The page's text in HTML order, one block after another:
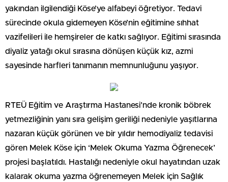
yakından ilgilendiği Köse’ye alfabeyi öğretiyor. Tedavi
sürecinde okula gidemeyen Köse’nin eğitimine sıhhat
vazifelileri ile hemşireler de katkı sağlıyor. Eğitimi sırasında
diyaliz yatağı okul sırasına dönüşen küçük kız, azmi
sayesinde harfleri tanımanın memnunluğunu yaşıyor.
RTEÜ Eğitim ve Araştırma Hastanesi’nde kronik böbrek
yetmezliğinin yanı sıra gelişim geriliği nedeniyle yaşıtlarına
nazaran küçük görünen ve bir yıldır hemodiyaliz tedavisi
gören Melek Köse için ‘Melek Okuma Yazma Öğrenecek’
projesi başlatıldı. Hastalığı nedeniyle okul hayatından uzak
kalarak okuma yazma öğrenemeyen Melek için Sağlık